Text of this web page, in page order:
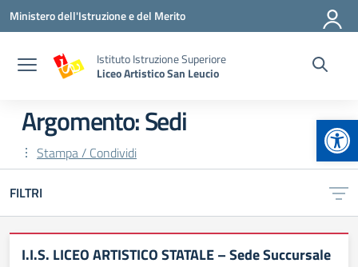
Vai ai contenuti
Vai al menu di navigazione
Vai al footer
Ministero dell'Istruzione e del Merito
Istituto Istruzione Superiore
Liceo Artistico San Leucio
Argomento: Sedi
Stampa / Condividi
FILTRI
I.I.S. LICEO ARTISTICO STATALE – Sede Succursale